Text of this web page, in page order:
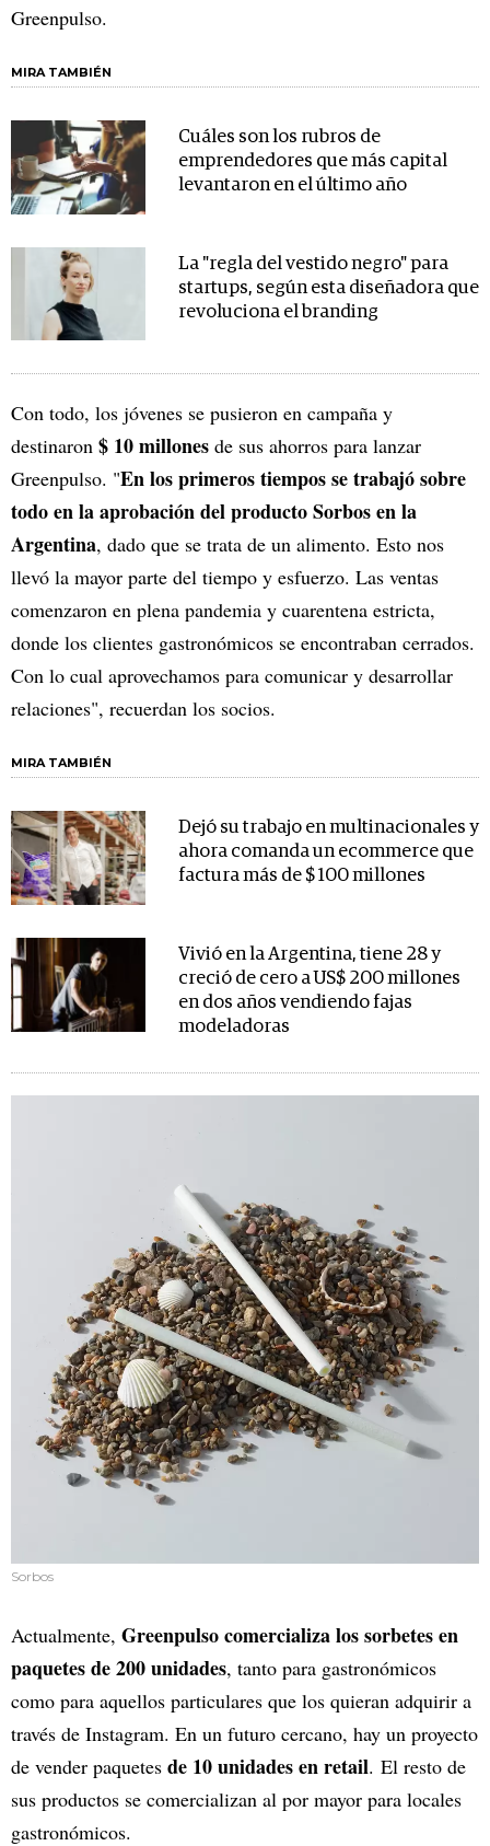
Greenpulso.
MIRA TAMBIÉN
Cuáles son los rubros de
emprendedores que más capital
levantaron en el último año
La "regla del vestido negro" para
startups, según esta diseñadora que
revoluciona el branding
Con todo, los jóvenes se pusieron en campaña y
destinaron $ 10 millones de sus ahorros para lanzar
Greenpulso. "En los primeros tiempos se trabajó sobre
todo en la aprobación del producto Sorbos en la
Argentina, dado que se trata de un alimento. Esto nos
llevó la mayor parte del tiempo y esfuerzo. Las ventas
comenzaron en plena pandemia y cuarentena estricta,
donde los clientes gastronómicos se encontraban cerrados.
Con lo cual aprovechamos para comunicar y desarrollar
relaciones", recuerdan los socios.
MIRA TAMBIÉN
Dejó su trabajo en multinacionales y
ahora comanda un ecommerce que
factura más de $ 100 millones
Vivió en la Argentina, tiene 28 y
creció de cero a US$ 200 millones
en dos años vendiendo fajas
modeladoras
Sorbos
Actualmente, Greenpulso comercializa los sorbetes en
paquetes de 200 unidades, tanto para gastronómicos
como para aquellos particulares que los quieran adquirir a
través de Instagram. En un futuro cercano, hay un proyecto
de vender paquetes de 10 unidades en retail. El resto de
sus productos se comercializan al por mayor para locales
gastronómicos.